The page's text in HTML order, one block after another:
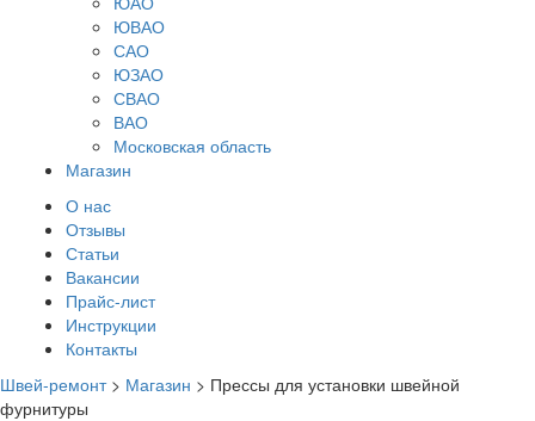
ЮВАО
САО
ЮЗАО
СВАО
ВАО
Московская область
Магазин
О нас
Отзывы
Статьи
Вакансии
Прайс-лист
Инструкции
Контакты
Швей-ремонт> Магазин > Прессы для установки швейной
фурнитуры